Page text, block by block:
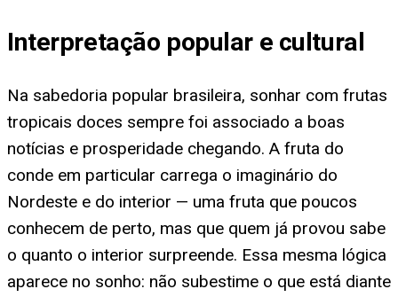
Interpretação popular e cultural
Na sabedoria popular brasileira, sonhar com frutas
tropicais doces sempre foi associado a boas
notícias e prosperidade chegando. A fruta do
conde em particular carrega o imaginário do
Nordeste e do interior — uma fruta que poucos
conhecem de perto, mas que quem já provou sabe
o quanto o interior surpreende. Essa mesma lógica
aparece no sonho: não subestime o que está diante